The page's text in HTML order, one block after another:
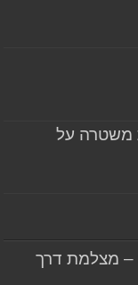
משטרה על
ציוד במבחן: SYS P6F – מצלמת דרך